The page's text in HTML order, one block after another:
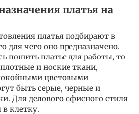
платья на
платья подбирают в
для чего оно предназначено.
пошить платье для работы, то
и ноские ткани,
цветовыми
быть серые, черные и
Для делового офисного стиля
в клетку.